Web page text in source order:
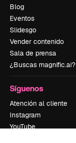
Blog
Eventos
Slidesgo
Vender contenido
Sala de prensa
¿Buscas magnific.ai?
Síguenos
Atención al cliente
Instagram
YouTube